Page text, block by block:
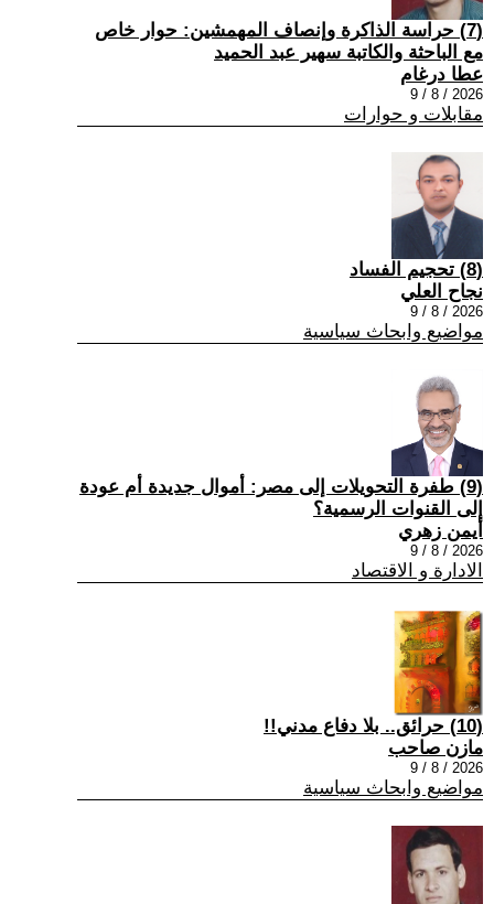
(7) حراسة الذاكرة وإنصاف المهمشين: حوار خاص
مع الباحثة والكاتبة سهير عبد الحميد
عطا درغام
2026 / 8 / 9
مقابلات و حوارات
(8) تحجيم الفساد
نجاح العلي
2026 / 8 / 9
مواضيع وابحاث سياسية
(9) طفرة التحويلات إلى مصر: أموال جديدة أم عودة
إلى القنوات الرسمية؟
أيمن زهري
2026 / 8 / 9
الادارة و الاقتصاد
(10) حرائق.. بلا دفاع مدني!!
مازن صاحب
2026 / 8 / 9
مواضيع وابحاث سياسية